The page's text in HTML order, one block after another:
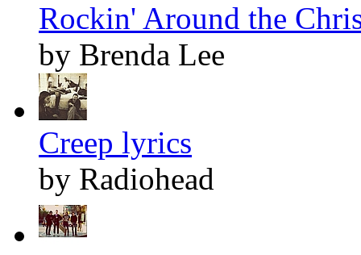
Rockin' Around the
by Brenda Lee
Creep lyrics
by Radiohead